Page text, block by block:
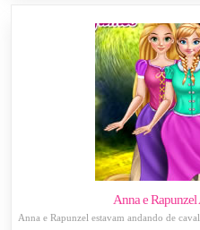
Anna e
Anna e Rapunzel estavam andando de